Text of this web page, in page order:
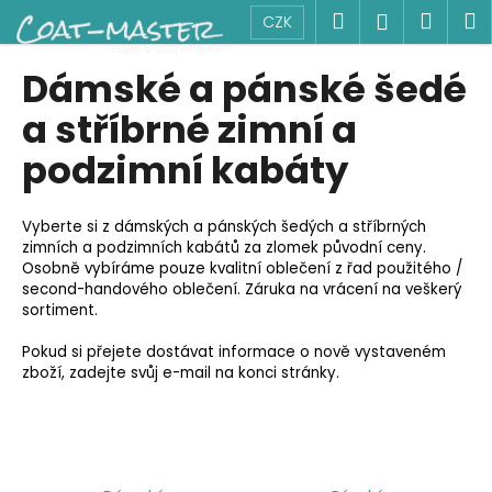
Přejít
na
obsah
CZK Hledat
Dámské a pánské šedé
a stříbrné zimní a
podzimní kabáty
Vyberte si z dámských a pánských šedých a stříbrných
zimních a podzimních kabátů za zlomek původní ceny.
Osobně vybíráme pouze kvalitní oblečení z řad použitého /
second-handového oblečení. Záruka na vrácení na veškerý
sortiment.
Pokud si přejete dostávat informace o nově vystaveném
zboží, zadejte svůj e-mail na konci stránky.
o
C
o
p
o
t
ř
e
b
u
j